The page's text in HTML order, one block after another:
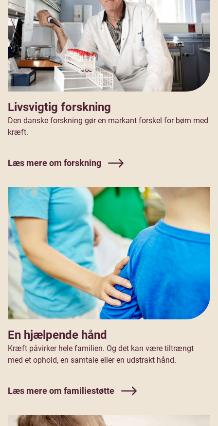
Livsvigtig forskning
Den danske forskning gør en markant forskel for børn med
kræft.
Læs mere om forskning
En hjælpende hånd
Kræft påvirker hele familien. Og det kan være tiltrængt
med et ophold, en samtale eller en udstrakt hånd.
Læs mere om familiestøtte